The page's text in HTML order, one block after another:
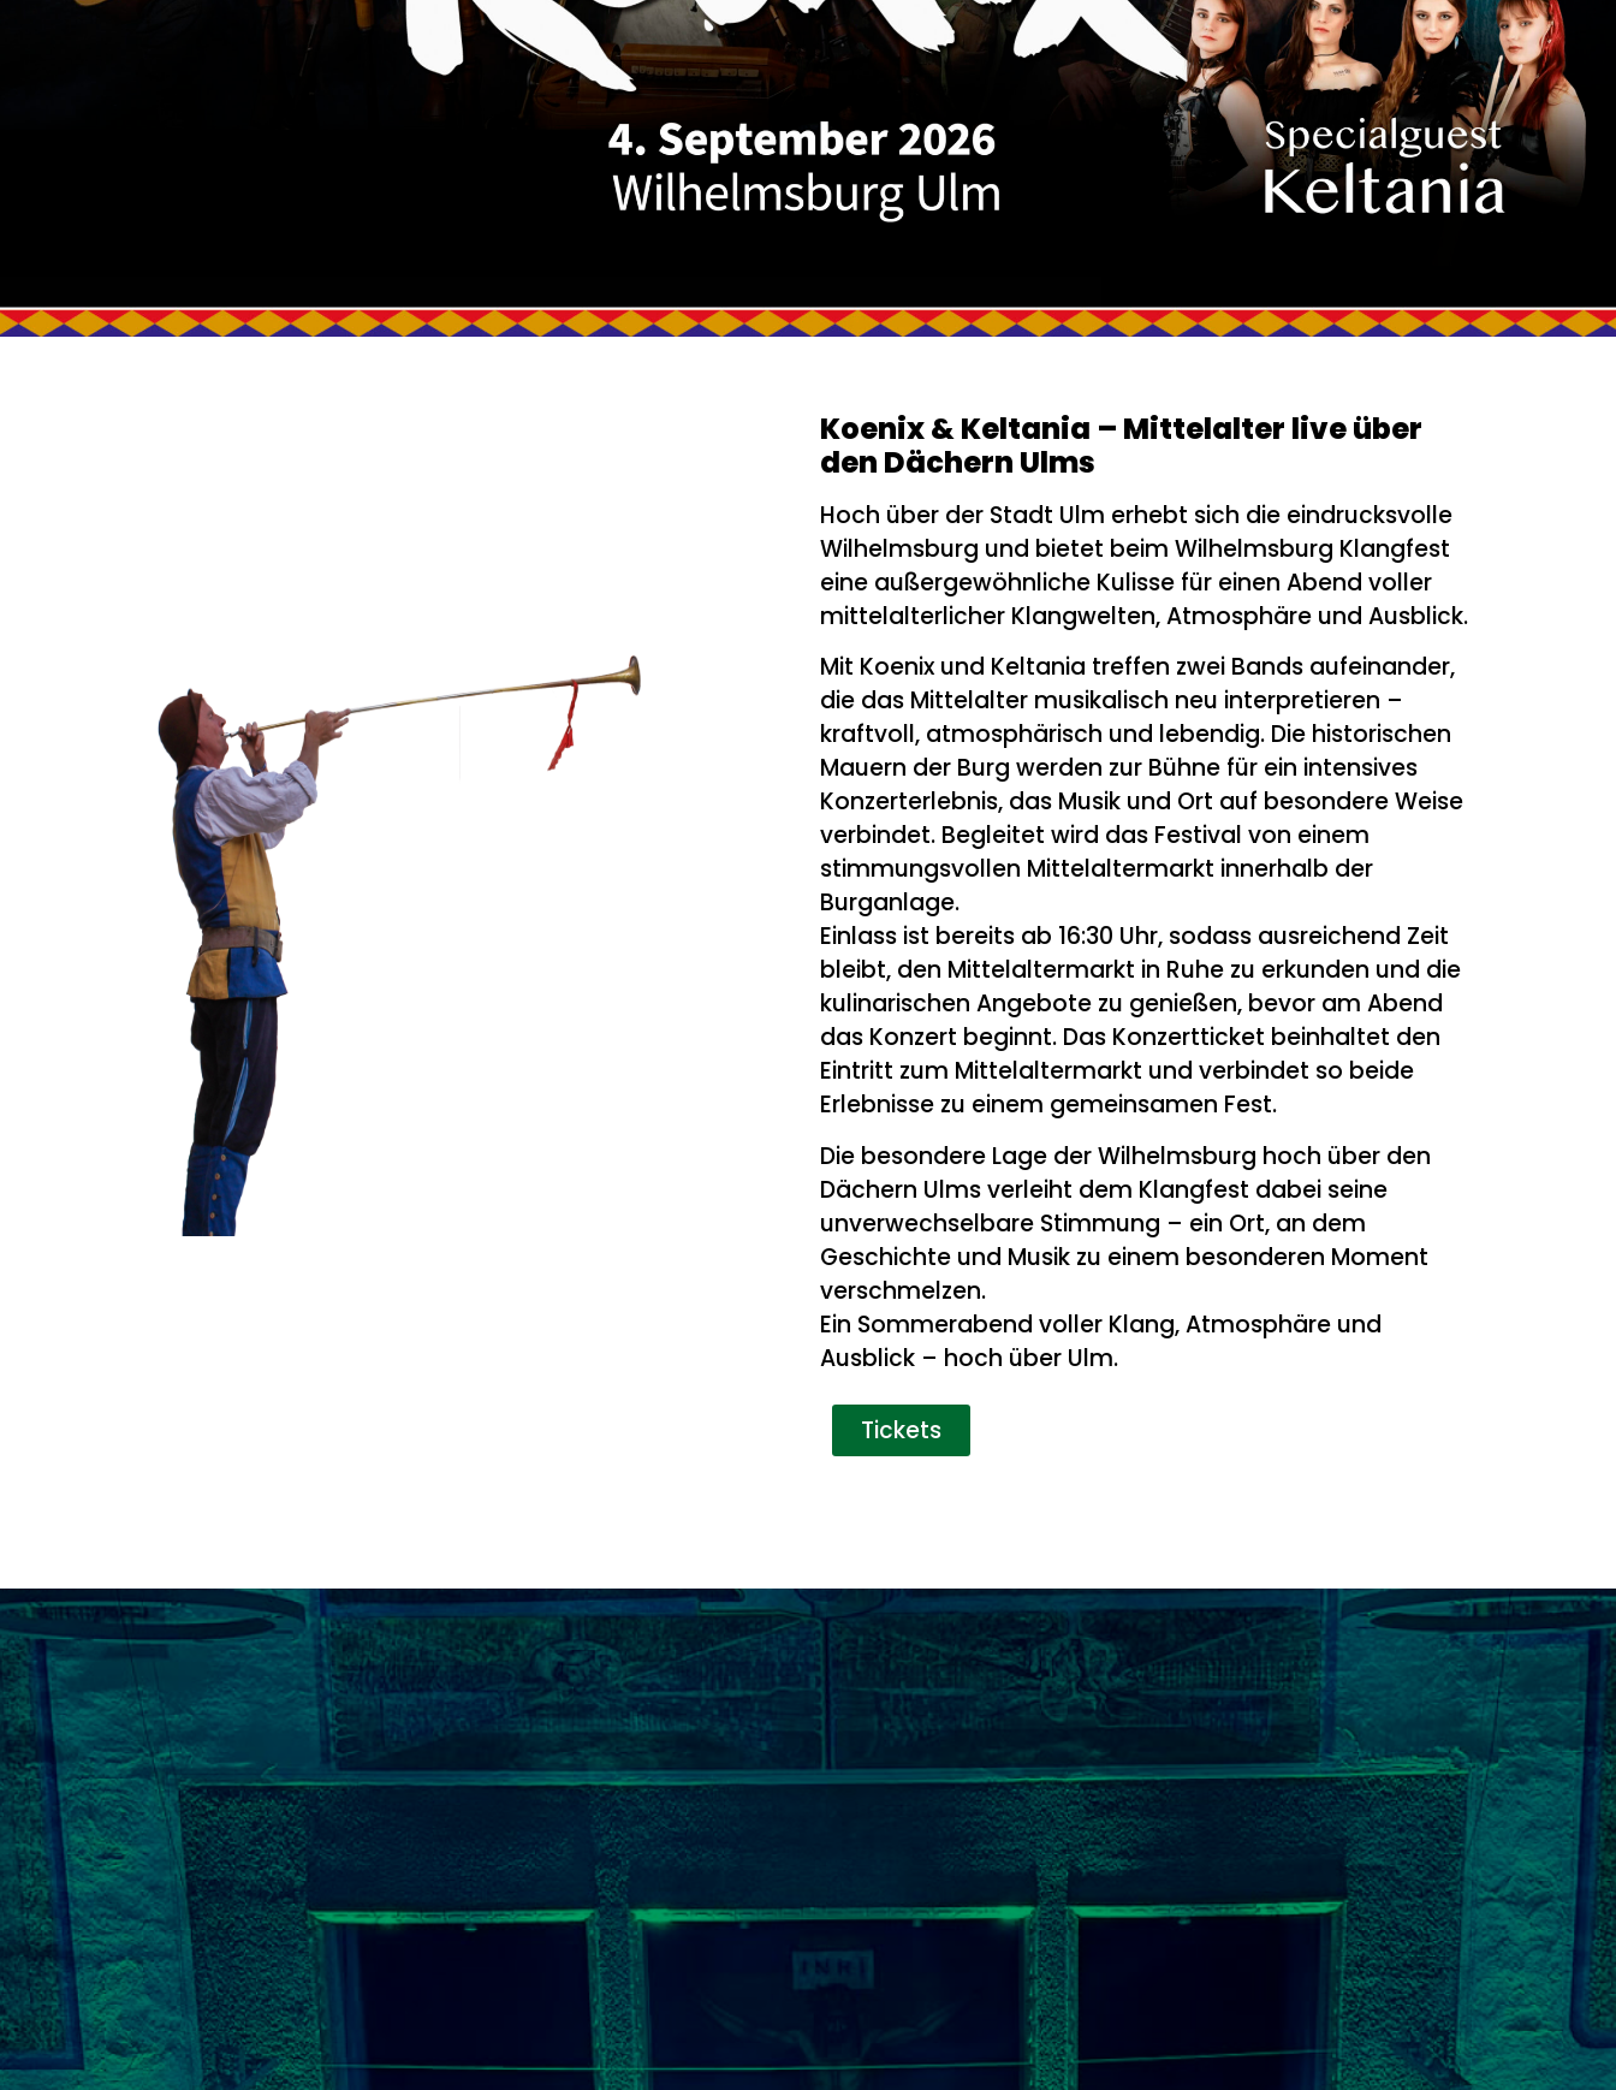
Koenix & Keltania – Mittelalter live über
den Dächern Ulms
Hoch über der Stadt Ulm erhebt sich die eindrucksvolle
Wilhelmsburg und bietet beim Wilhelmsburg Klangfest
eine außergewöhnliche Kulisse für einen Abend voller
mittelalterlicher Klangwelten, Atmosphäre und Ausblick.
Mit Koenix und Keltania treffen zwei Bands aufeinander,
die das Mittelalter musikalisch neu interpretieren –
kraftvoll, atmosphärisch und lebendig. Die historischen
Mauern der Burg werden zur Bühne für ein intensives
Konzerterlebnis, das Musik und Ort auf besondere Weise
verbindet. Begleitet wird das Festival von einem
stimmungsvollen Mittelaltermarkt innerhalb der
Burganlage.
Einlass ist bereits ab 16:30 Uhr, sodass ausreichend Zeit
bleibt, den Mittelaltermarkt in Ruhe zu erkunden und die
kulinarischen Angebote zu genießen, bevor am Abend
das Konzert beginnt. Das Konzertticket beinhaltet den
Eintritt zum Mittelaltermarkt und verbindet so beide
Erlebnisse zu einem gemeinsamen Fest.
Die besondere Lage der Wilhelmsburg hoch über den
Dächern Ulms verleiht dem Klangfest dabei seine
unverwechselbare Stimmung – ein Ort, an dem
Geschichte und Musik zu einem besonderen Moment
verschmelzen.
Ein Sommerabend voller Klang, Atmosphäre und
Ausblick – hoch über Ulm.
Tickets